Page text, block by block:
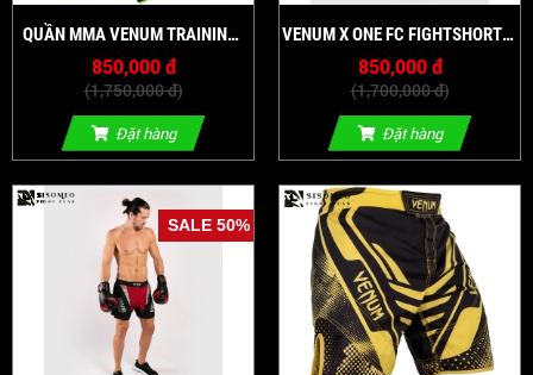
QUẦN MMA VENUM TRAINING
CAMP 2.0 FIGHTSHORTS
850,000 đ
(1,750,000 đ)
Đặt hàng
VENUM X ONE FC FIGHTSHORTS
- VENUM WHITE
850,000 đ
(1,700,000 đ)
Đặt hàng
SALE 50%